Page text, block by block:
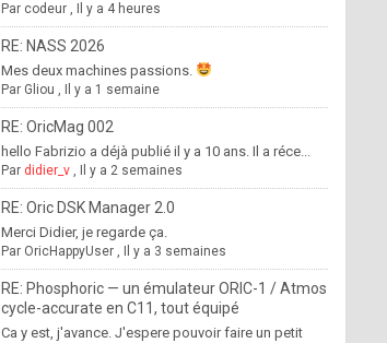
Par codeur, Il y a 4 heures
RE: NASS 2026
Mes deux machines passions.
Par Gliou , Il y a 1 semaine
RE: OricMag 002
hello Fabrizio a déjà publié il y a 10 ans. Il a réce...
Par didier_v, Il y a 2 semaines
RE: Oric DSK Manager 2.0
Merci Didier, je regarde ça.
Par OricHappyUser, Il y a 3 semaines
RE: Phosphoric — un émulateur ORIC-1 / Atmos
cycle-accurate en C11, tout équipé
Ca y est, j'avance. J'espere pouvoir faire un petit